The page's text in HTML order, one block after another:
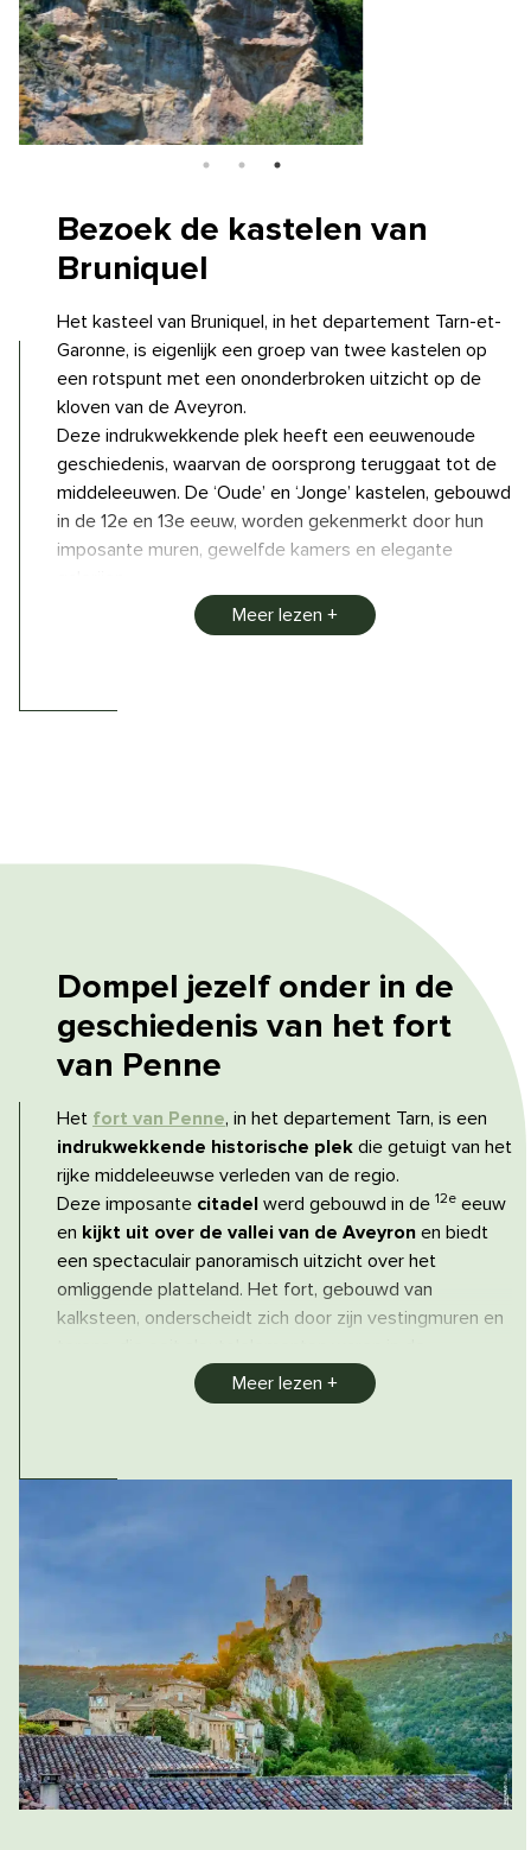
Bezoek de kastelen van
Bruniquel
Het kasteel van Bruniquel, in het departement Tarn-et-
Garonne, is eigenlijk een groep van twee kastelen op
een rotspunt met een ononderbroken uitzicht op de
kloven van de Aveyron.
Meer lezen
Deze indrukwekkende plek heeft een eeuwenoude
geschiedenis, waarvan de oorsprong teruggaat tot de
middeleeuwen. De ‘Oude’ en ‘Jonge’ kastelen, gebouwd
in de 12e en 13e eeuw, worden gekenmerkt door hun
imposante muren, gewelfde kamers en elegante
Elk jaar vinden er in het kasteel verschillende culturele
Vieux Fusil
Dompel jezelf onder in de
geschiedenis van het fort
van Penne
Het fort van Penne, in het departement Tarn, is een
indrukwekkende historische plek die getuigt van het
rijke middeleeuwse verleden van de regio.
Meer lezen
Deze imposante citadel werd gebouwd in de 12e eeuw
en kijkt uit over de vallei van de Aveyron en biedt
een spectaculair panoramisch uitzicht over het
omliggende platteland. Het fort, gebouwd van
kalksteen, onderscheidt zich door zijn vestingmuren en
verdediging van het dorp.
overblijfselen van een tumultueuze geschiedenis,
culturele evenementen
georganiseerd, zoals rondleidingen en middeleeuwse
voorstellingen, zodat bezoekers zich kunnen
onderdompelen in de sfeer van vervlogen tijden.